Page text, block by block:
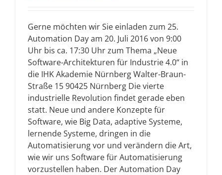
Gerne möchten wir Sie einladen zum 25.
Automation Day am 20. Juli 2016 von 9:00
Uhr bis ca. 17:30 Uhr zum Thema „Neue
Software-Architekturen für Industrie 4.0“ in
die IHK Akademie Nürnberg Walter-Braun-
Straße 15 90425 Nürnberg Die vierte
industrielle Revolution findet gerade eben
statt. Neue und andere Konzepte für
Software, wie Big Data, adaptive Systeme,
lernende Systeme, dringen in die
Automatisierung vor und verändern die Art,
wie wir uns Software für Automatisierung
vorzustellen haben. Der Automation Day